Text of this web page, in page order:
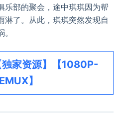
乐部的聚会，途中琪琪因为帮
淋了。从此，琪琪突然发现自
独家资源】【1080P-
】